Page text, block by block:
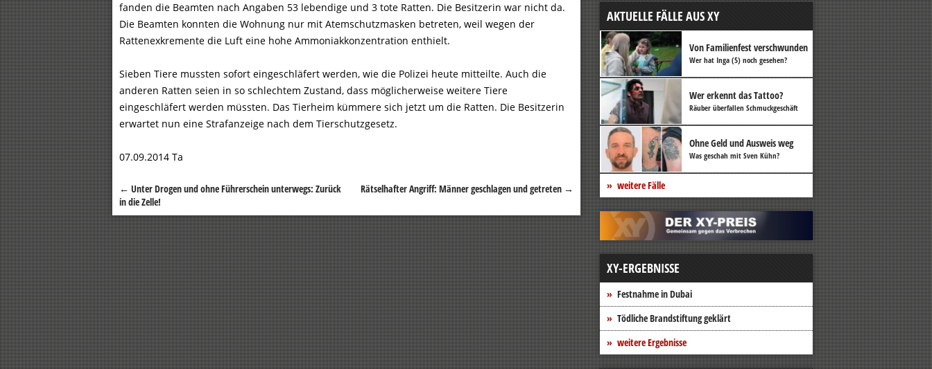
fanden die Beamten nach Angaben 53 lebendige und 3 tote Ratten. Die Besitzerin war nicht da.
Die Beamten konnten die Wohnung nur mit Atemschutzmasken betreten, weil wegen der
Rattenexkremente die Luft eine hohe Ammoniakkonzentration enthielt.
Sieben Tiere mussten sofort eingeschläfert werden, wie die Polizei heute mitteilte. Auch die
anderen Ratten seien in so schlechtem Zustand, dass möglicherweise weitere Tiere
eingeschläfert werden müssten. Das Tierheim kümmere sich jetzt um die Ratten. Die Besitzerin
erwartet nun eine Strafanzeige nach dem Tierschutzgesetz.
07.09.2014 Ta
Beitragsnavigation
← Unter Drogen und ohne Führerschein unterwegs: Zurück
in die Zelle!
Rätselhafter Angriff: Männer geschlagen und getreten →
AKTUELLE FÄLLE AUS XY
Von Familienfest verschwunden
Wer hat Inga (5) noch gesehen?
Wer erkennt das Tattoo?
Räuber überfallen Schmuckgeschäft
Ohne Geld und Ausweis weg
Was geschah mit Sven Kühn?
weitere Fälle
XY-ERGEBNISSE
Festnahme in Dubai
Tödliche Brandstiftung geklärt
weitere Ergebnisse